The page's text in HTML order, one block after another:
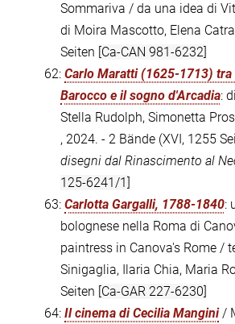
Sommariva / da una idea di
di Moira Mascotto, Elena
Seiten [Ca-CAN 981-6232]
62: Carlo Maratti (1625-1713)
Barocco e il sogno d'Arcadia:
Stella Rudolph, Simonetta
, 2024. - 2 Bände (XVI, 1255
disegni dal Rinascimento al
125-6241/1]
63: Carlotta Gargalli, 1788-1840:
bolognese nella Roma di
paintress in Canova's Rome /
Sinigaglia, Ilaria Chia, Maria
Seiten [Ca-GAR 227-6230]
64: Il cinema di Cecilia Mangini/